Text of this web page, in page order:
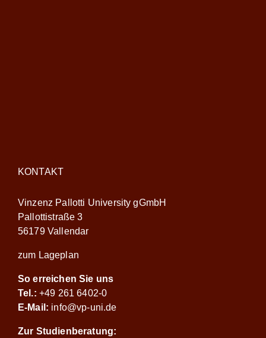
KONTAKT
Vinzenz Pallotti University gGmbH
Pallottistraße 3
56179 Vallendar
zum Lageplan
So erreichen Sie uns
Tel.: +49 261 6402-0
E-Mail: info@vp-uni.de
Zur Studienberatung: